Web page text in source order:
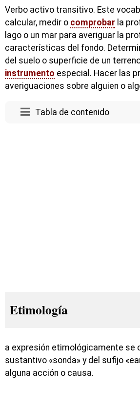
Verbo activo transitivo. Este
calcular, medir o comprobar la
lago o un mar para averiguar la
características del fondo.
del suelo o superficie de un
instrumento especial. Hacer las
averiguaciones sobre alguien o
Tabla de contenido
Etimología
a expresión etimológicamente se
sustantivo «sonda» y del sufijo
alguna acción o causa.